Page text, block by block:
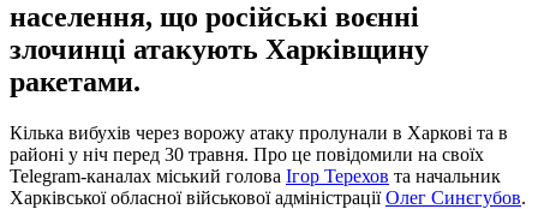
населення, що російські воєнні
злочинці атакують Харківщину
ракетами.
Кілька вибухів через ворожу атаку пролунали в Харкові та в
районі у ніч перед 30 травня. Про це повідомили на своїх
Telegram-каналах міський голова Ігор Терехов та начальник
Харківської обласної військової адміністраціїОлег Синєгубов.